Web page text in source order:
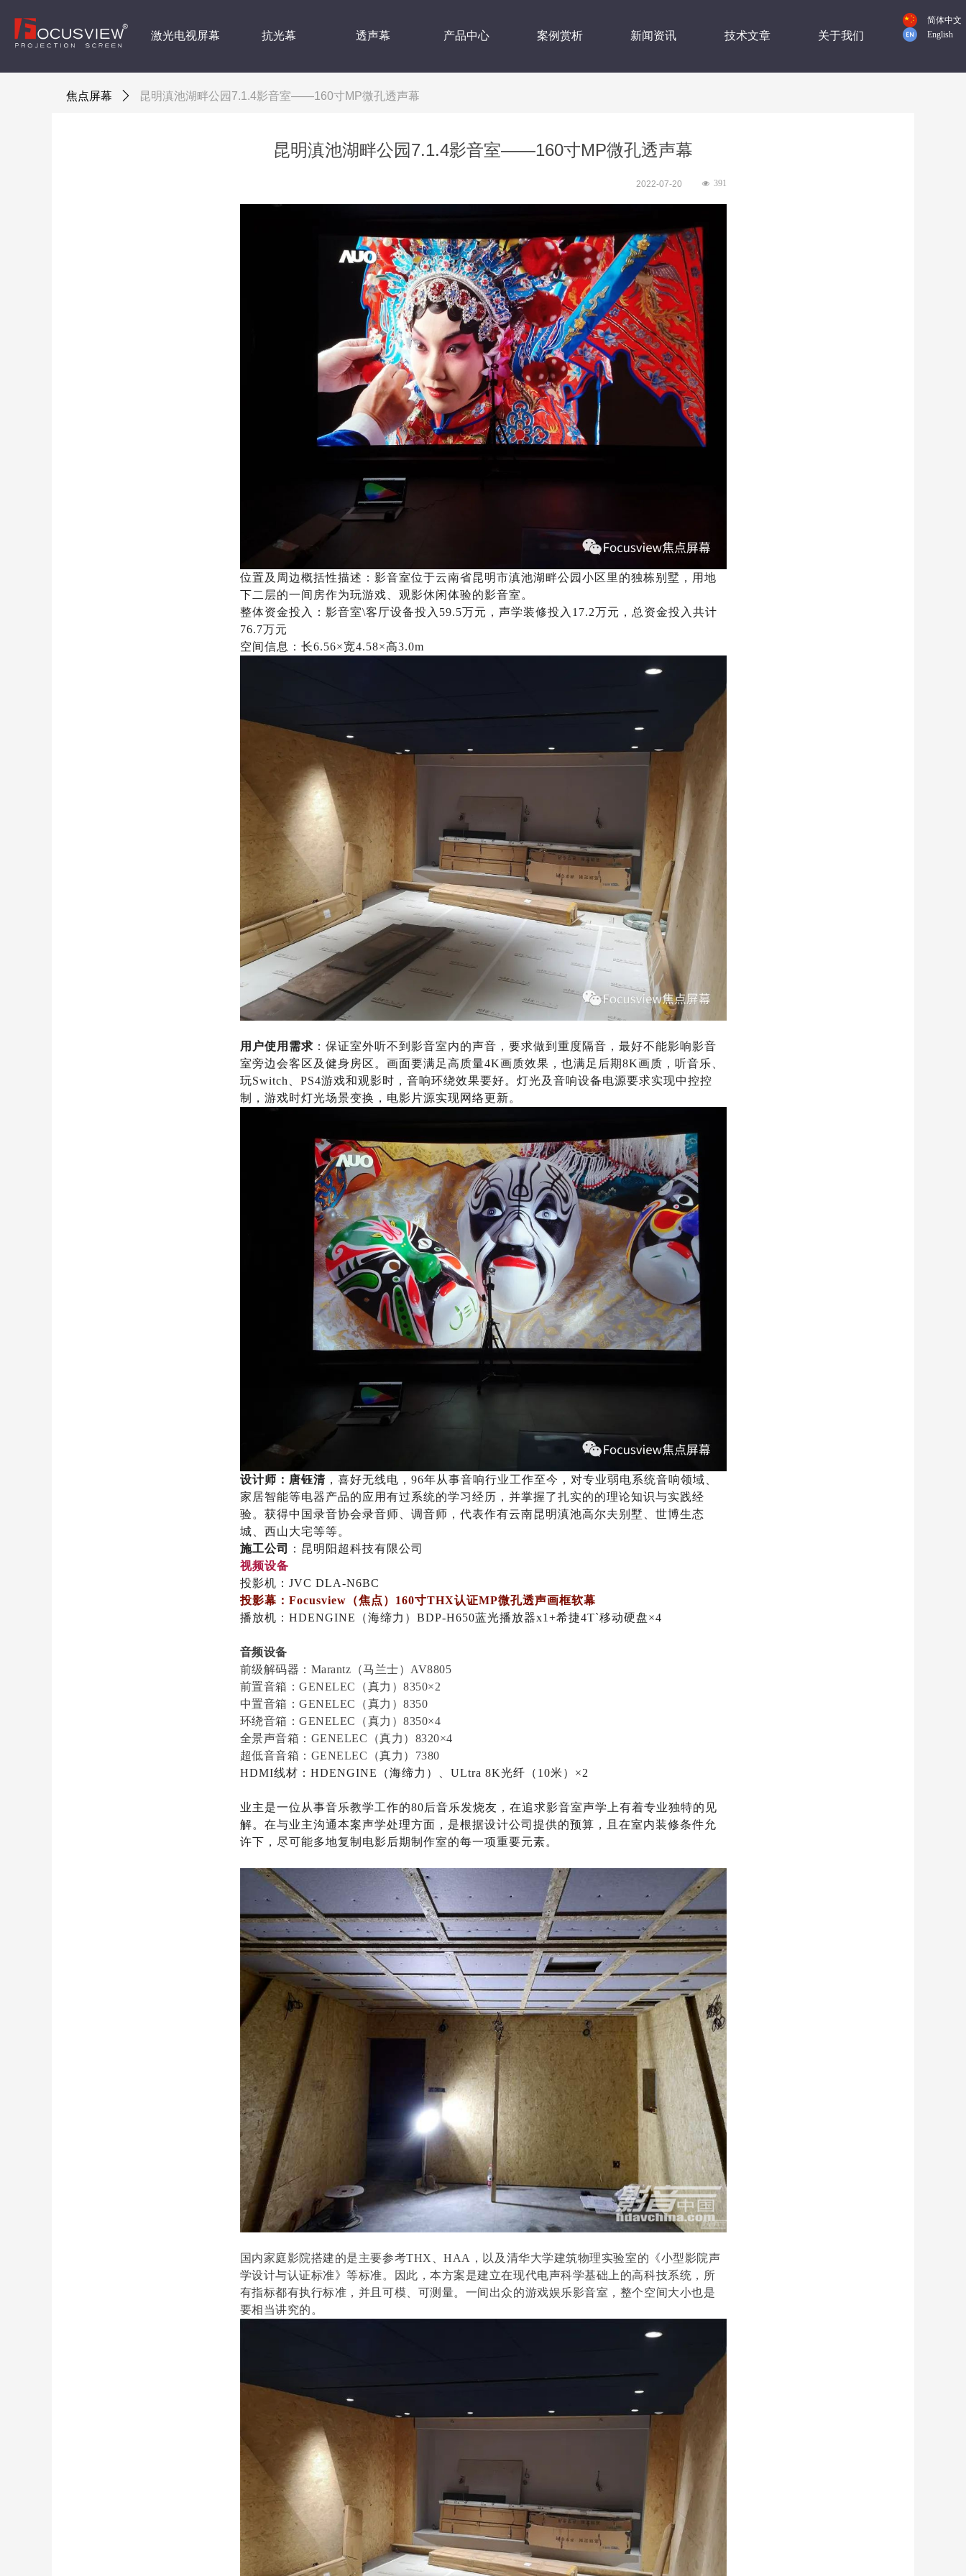
激光电视屏幕 抗光幕 透声幕 产品中心 案例赏析 新闻资讯 技术文章 关于我们
简体中文
English
位置及周边概括性描述： 影音室位于云南省昆明市滇池湖畔公园小区里的独栋别墅，用地
下二层的一间房作为玩游戏、观影休闲体验的影音室。
整体资金投入：影音室\客厅设备投入59.5万元，声学装修投入17.2万元，总资金投入共计
76.7万元
空间信息：长6.56×宽4.58×高3.0m
用户使用需求 ：保证室外听不到影音室内的声音，要求做到重度隔音，最好不能影响影音
室旁边会客区及健身房区。画面要满足高质量4K画质效果，也满足后期8K画质，听音乐、
玩Switch、PS4游戏和观影时，音响环绕效果要好。灯光及音响设备电源要求实现中控控
制，游戏时灯光场景变换，电影片源实现网络更新。
设计师：唐钰清，喜好无线电，96年从事音响行业工作至今，对专业弱电系统音响领域、
家居智能等电器产品的应用有过系统的学习经历，并掌握了扎实的的理论知识与实践经
验。获得中国录音协会录音师、调音师，代表作有云南昆明滇池高尔夫别墅、世博生态
城、西山大宅等等。
施工公司
：昆明阳超科技有限公司
视频设备
投影机：JVC DLA-N6BC
投影幕：Focusview（焦点）160寸THX认证MP微孔透声画框软幕
播放机：HDENGINE（海缔力）BDP-H650蓝光播放器x1+希捷4T`移动硬盘×4
音频设备
前级解码器：Marantz（马兰士）AV8805
前置音箱：GENELEC（真力）8350×2
中置音箱：GENELEC（真力）8350
环绕音箱：GENELEC（真力）8350×4
全景声音箱：GENELEC（真力）8320×4
超低音音箱：GENELEC（真力）7380
HDMI线材：HDENGINE（海缔力）、ULtra 8K光纤（10米）×2
业主是一位从事音乐教学工作的80后音乐发烧友，在追求影音室声学上有着专业独特的见
解。在与业主沟通本案声学处理方面，是根据设计公司提供的预算，且在室内装修条件允
许下，尽可能多地复制电影后期制作室的每一项重要元素。
国内家庭影院搭建的是主要参考THX、HAA，以及清华大学建筑物理实验室的《小型影院声
学设计与认证标准》等标准。因此，本方案是建立在现代电声科学基础上的高科技系统，所
有指标都有执行标准，并且可模、可测量。一间出众的游戏娱乐影音室，整个空间大小也是
要相当讲究的。
昆明滇池湖畔公园7.1.4影音室——160寸MP微孔透声幕
2022-07-20 넶 391
焦点屏幕 ꄲ 昆明滇池湖畔公园7.1.4影音室——160寸MP微孔透声幕